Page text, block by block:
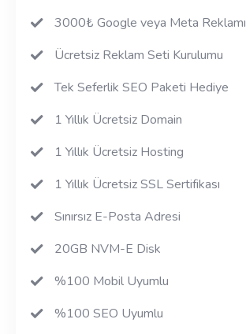
3000₺ Google veya Meta Reklamı
Ücretsiz Reklam Seti Kurulumu
Tek Seferlik SEO Paketi Hediye
1 Yıllık Ücretsiz Domain
1 Yıllık Ücretsiz Hosting
1 Yıllık Ücretsiz SSL Sertifikası
Sınırsız E-Posta Adresi
20GB NVM-E Disk
%100 Mobil Uyumlu
%100 SEO Uyumlu